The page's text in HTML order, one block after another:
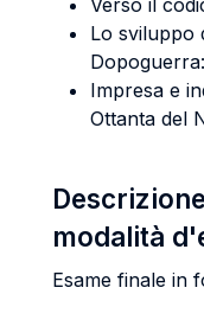
Verso il
Lo sviluppo
Impresa e
Ottanta del
modalità
Esame finale in